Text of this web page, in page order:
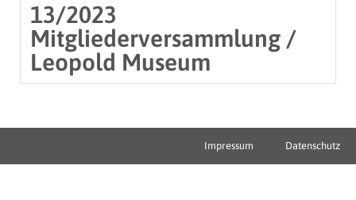
13/2023
Mitgliederversammlung /
Leopold Museum
Impressum Datenschutz